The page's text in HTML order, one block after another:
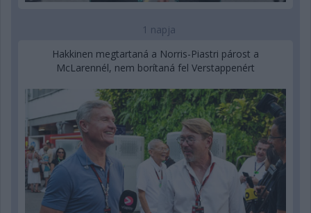
1 napja
Hakkinen megtartaná a Norris-Piastri párost a
McLarennél, nem borítaná fel Verstappenért